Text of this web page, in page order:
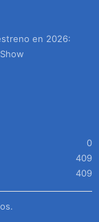
en 2026:
0
409
409